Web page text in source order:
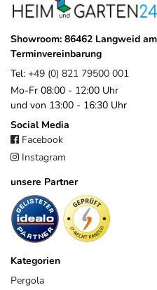
Platinum B.V.
Asselbergsstraat
4815Breda Niederlande
sales@platinum.nl
+31 76 572 0878
Showroom: 86462 Langweid
Terminvereinbarung
Tel: +49 (0) 821 79500 001
Mo-Fr 08:00 - 12:00 Uhr
und von 13:00 - 16:30 Uhr
Social Media
Facebook
Instagram
unsere Partner
Kategorien
Pergola